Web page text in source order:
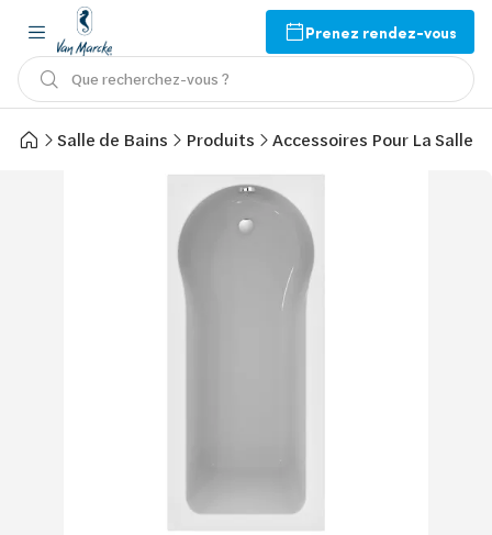
Prenez rendez-vous
Que recherchez-vous ?
Salle de Bains Produits Accessoires Pour La Salle